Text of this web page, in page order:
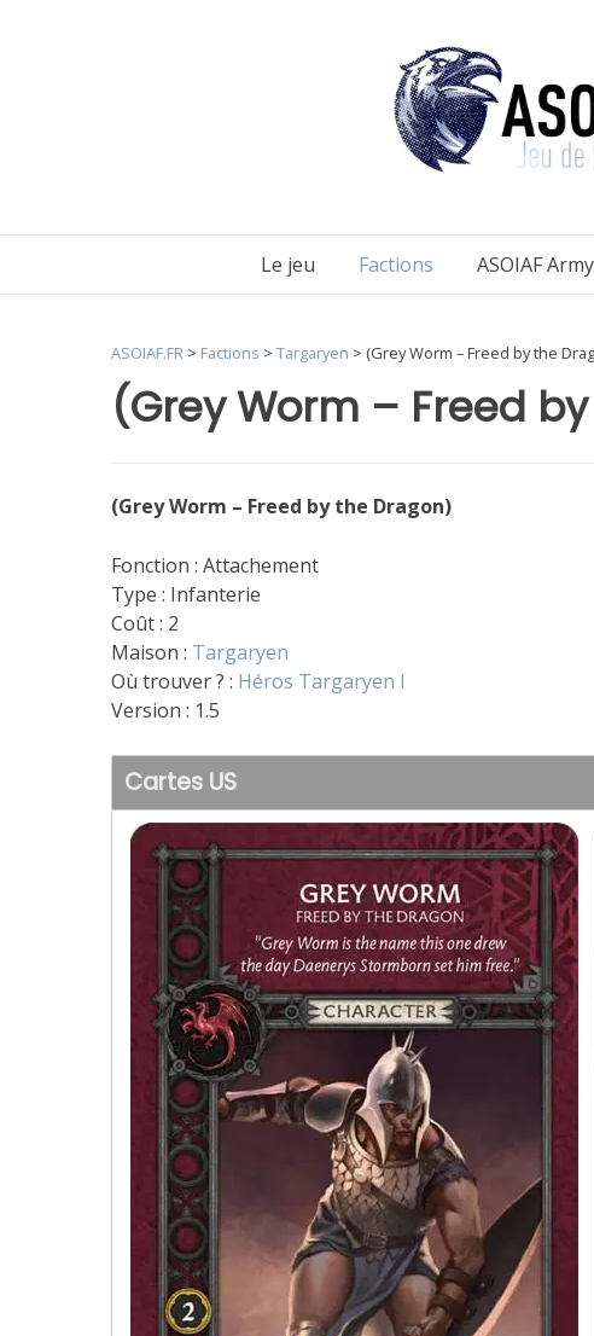
Le jeu Factions ASOIAF
(Grey Worm – Freed
ASOIAF.FR > Factions > Targaryen > (Grey Worm – Freed by the
(Grey Worm – Freed by the Dragon)
Fonction : Attachement
Type : Infanterie
Coût : 2
Maison : Targaryen
Où trouver ? : Héros Targaryen I
Version : 1.5
Cartes US